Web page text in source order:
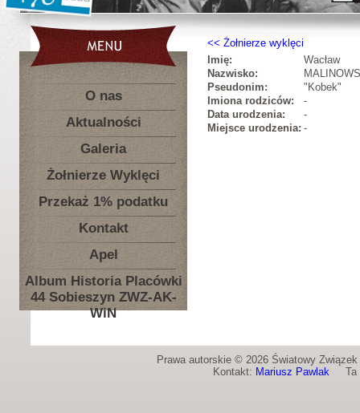
O nas
Aktualności
Galeria
Żołnierze Wyklęci
Przekaż 1% podatku
Kontakt
Apel
Album Historia Placówki
44 Sobieszyn ZWZ-AK-
WiN
Żołnierze wyklęci
Imię:
Wacław
Nazwisko:
Pseudonim:
"Kobek"
Imiona rodziców:
-
Data urodzenia:
-
Miejsce urodzenia: -
Prawa autorskie © 2026 Światowy
Kontakt: Mariusz PawlakTa